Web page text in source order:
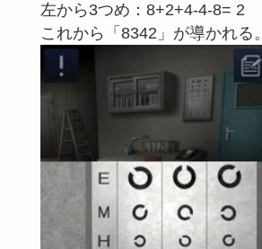
左から3つめ：8+2+4-4-8= 2
これから「8342」が導かれる。